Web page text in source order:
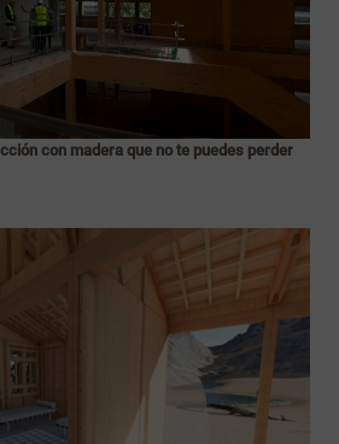
con madera que no te puedes perder